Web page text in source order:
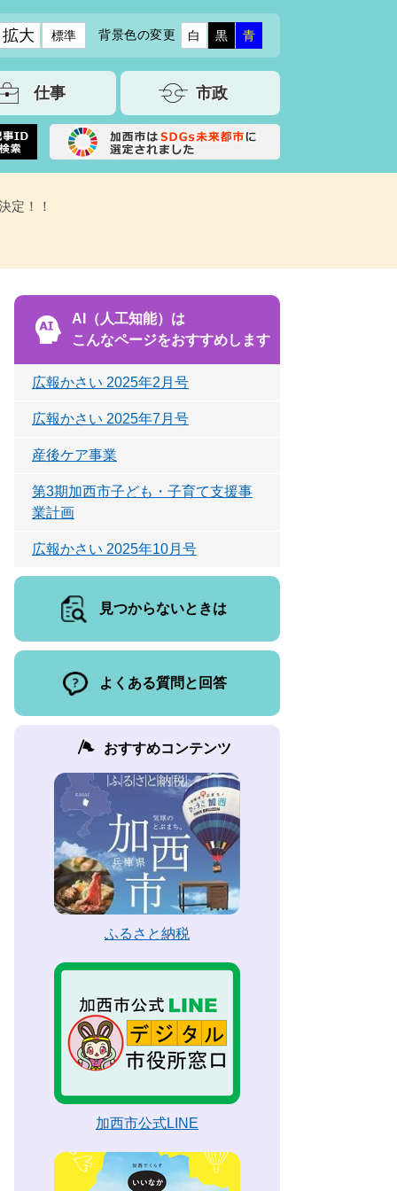
拡大 標準 背景色の変更 白 黒 青
仕事 市政
定！！
AI（人工知能）は
こんなページをおすすめします
広報かさい 2025年2月号
広報かさい 2025年7月号
産後ケア事業
第3期加西市子ども・子育て支援事
業計画
広報かさい 2025年10月号
見つからないときは
よくある質問と回答
おすすめコンテンツ
ふるさと納税
加西市公式LINE